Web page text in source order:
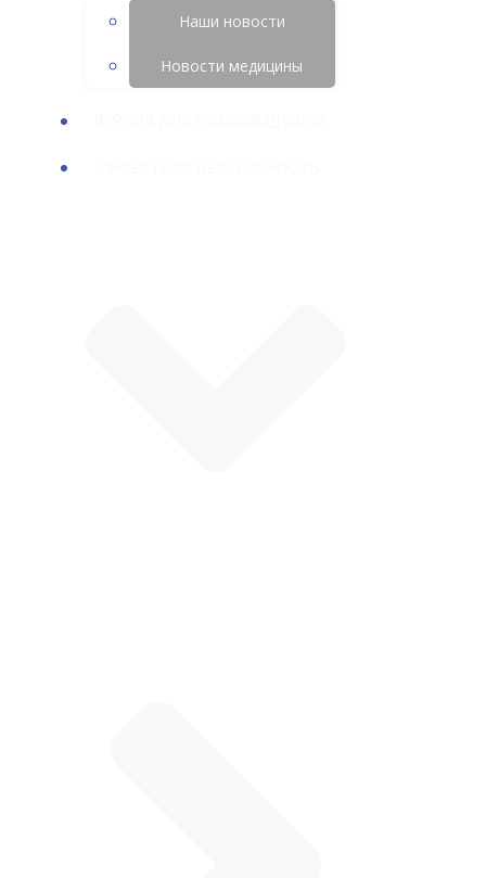
Наши новости
Новости медицины